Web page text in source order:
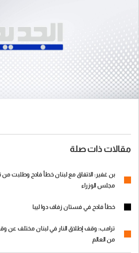
مقالات ذات صلة
بن غفير: الاتفاق مع لبنان خطأ فادح وطلبت من
مجلس الوزراء
خطأ فادح في فستان زفاف دوا ليبا
ترامب: وقف إطلاق النار في لبنان مختلف عن
من العالم